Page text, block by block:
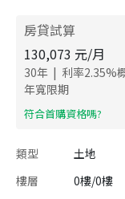
房貸試算
130,073 元/月
30年 | 利率2.35%
年寬限期
​符合首購資格嗎?
類型 土地
樓層
0樓/0樓